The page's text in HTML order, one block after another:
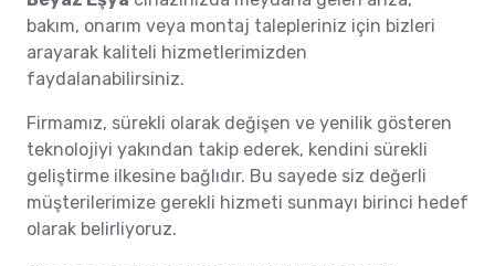
bakım, onarım veya montaj talepleriniz için bizleri
arayarak kaliteli hizmetlerimizden
faydalanabilirsiniz.
Firmamız, sürekli olarak değişen ve yenilik gösteren
teknolojiyi yakından takip ederek, kendini sürekli
geliştirme ilkesine bağlıdır. Bu sayede siz değerli
müşterilerimize gerekli hizmeti sunmayı birinci hedef
olarak belirliyoruz.